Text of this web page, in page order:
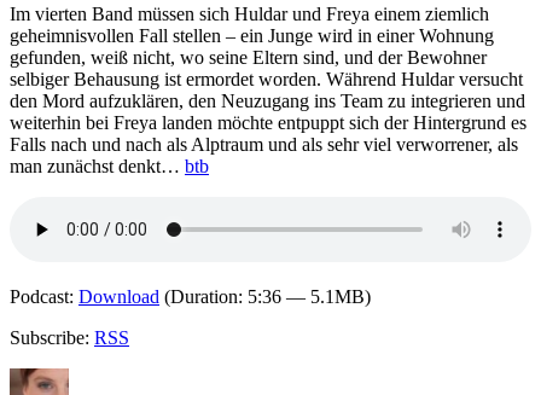
Im vierten Band müssen sich Huldar und Freya einem ziemlich
geheimnisvollen Fall stellen – ein Junge wird in einer Wohnung
gefunden, weiß nicht, wo seine Eltern sind, und der Bewohner
selbiger Behausung ist ermordet worden. Während Huldar versucht
den Mord aufzuklären, den Neuzugang ins Team zu integrieren und
weiterhin bei Freya landen möchte entpuppt sich der Hintergrund es
Falls nach und nach als Alptraum und als sehr viel verworrener, als
man zunächst denkt… btb
Podcast: Download (Duration: 5:36 — 5.1MB)
Subscribe: RSS
Autor